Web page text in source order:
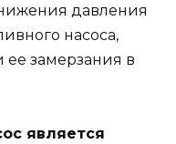
давления
насоса,
замерзания в
является